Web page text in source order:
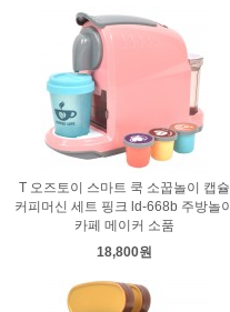
T 오즈토이 스마트 쿡 소꿉놀이 캡슐
커피머신 세트 핑크 ld-668b 주방놀이
카페 메이커 소품
18,800원